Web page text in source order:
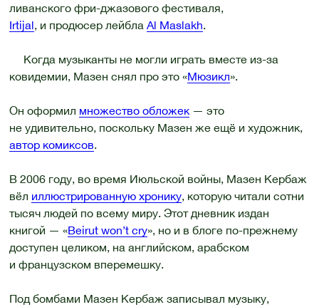
ливанского фри-джазового фестиваля,
Irtijal, и продюсер лейбла Al Maslakh.
Когда музыканты не могли играть вместе из-за
ковидемии, Мазен снял про это «Мюзикл».
Он оформил множество обложек— это
не удивительно, поскольку Мазен же ещё и художник,
автор комиксов.
В 2006 году, во время Июльской войны, Мазен Кербаж
вёл иллюстрированную хронику, которую читали сотни
тысяч людей по всему миру. Этот дневник издан
книгой — «Beirut won’t cry», но и в блоге по-прежнему
доступен целиком, на английском, арабском
и французском вперемешку.
Под бомбами Мазен Кербаж записывал музыку,